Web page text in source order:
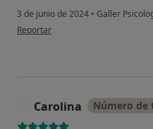
3 de junio de 2024 • Galler
en opinión del usuario Patricia
Reportar
Carolina Número de